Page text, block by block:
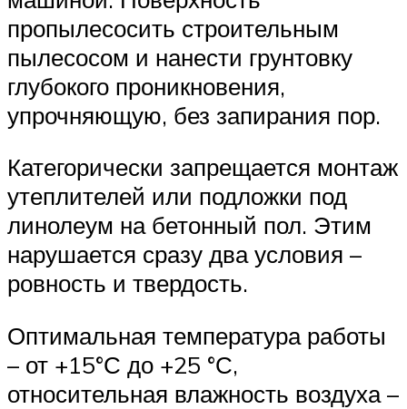
пропылесосить строительным
пылесосом и нанести грунтовку
глубокого проникновения,
упрочняющую, без запирания пор.
Категорически запрещается монтаж
утеплителей или подложки под
линолеум на бетонный пол. Этим
нарушается сразу два условия –
ровность и твердость.
Оптимальная температура работы
– от +15°С до +25 °С,
относительная влажность воздуха –